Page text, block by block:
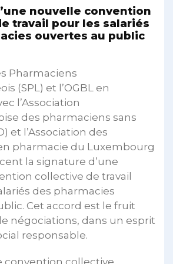
nouvelle convention
travail pour les salariés
ouvertes au public
Pharmaciens
(SPL) et l’OGBL en
l’Association
des pharmaciens sans
et l’Association des
pharmacie du Luxembourg
la signature d’une
collective de travail
des pharmacies
Cet accord est le fruit
négociations, dans un esprit
responsable.
convention collective